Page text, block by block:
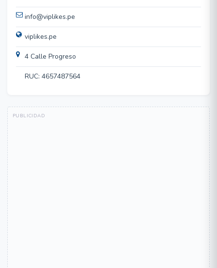
info@viplikes.pe
viplikes.pe
4 Calle Progreso
RUC: 4657487564